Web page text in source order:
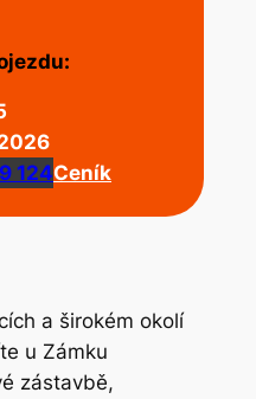
124Ceník
a širokém okolí
u Zámku
zástavbě,